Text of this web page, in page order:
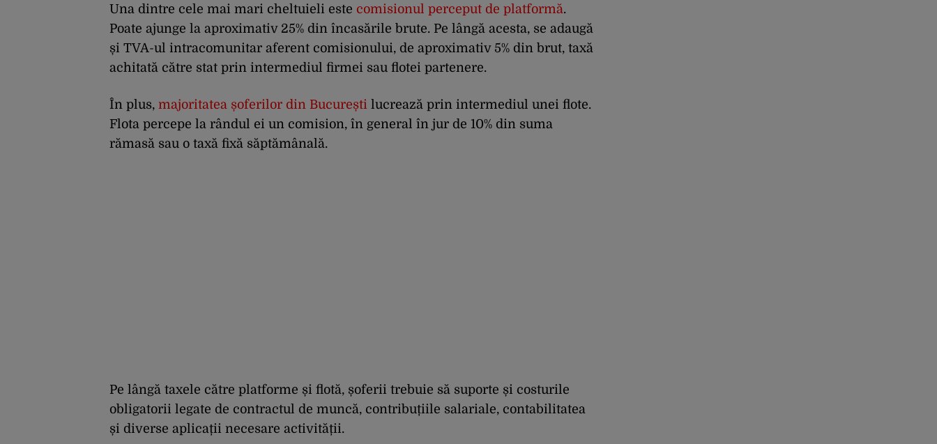
Una dintre cele mai mari cheltuieli este comisionul perceput de platformă.
Poate ajunge la aproximativ 25% din încasările brute. Pe lângă acesta, se adaugă
și TVA-ul intracomunitar aferent comisionului, de aproximativ 5% din brut, taxă
achitată către stat prin intermediul firmei sau flotei partenere.
În plus, majoritatea șoferilor din București lucrează prin intermediul unei flote.
Flota percepe la rândul ei un comision, în general în jur de 10% din suma
rămasă sau o taxă fixă săptămânală.
Pe lângă taxele către platforme și flotă, șoferii trebuie să suporte și costurile
obligatorii legate de contractul de muncă, contribuțiile salariale, contabilitatea
și diverse aplicații necesare activității.